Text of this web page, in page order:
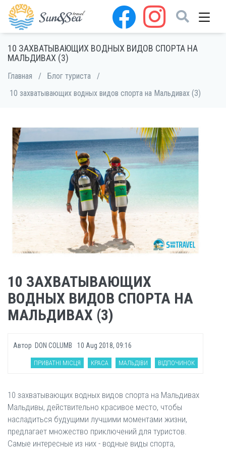
10 ЗАХВАТЫВАЮЩИХ ВОДНЫХ ВИДОВ СПОРТА НА
МАЛЬДИВАХ (3)
Главная / Блог туриста
/
10 захватывающих водных видов спорта на Мальдивах (3)
10 ЗАХВАТЫВАЮЩИХ
ВОДНЫХ ВИДОВ СПОРТА НА
МАЛЬДИВАХ (3)
Автор DON COLUMB 10 Aug 2018, 09:16
ПРИВАТНІ МІСЦЯ КРАСА МАЛЬДІВИ ВІДПОЧИНОК
10 захватывающих водных видов спорта на Мальдивах
Мальдивы, действительно красивое место, чтобы
насладиться будущими лучшими моментами жизни,
предлагает множество приключений для туристов.
Самые интересные из них - водные виды спорта,